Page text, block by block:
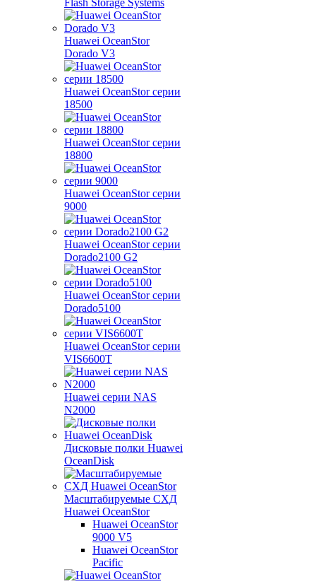
Flash Storage Systems
Huawei OceanStor
Dorado V3
Huawei OceanStor серии
18500
Huawei OceanStor серии
18800
Huawei OceanStor серии
9000
Huawei OceanStor серии
Dorado2100 G2
Huawei OceanStor серии
Dorado5100
Huawei OceanStor серии
VIS6600T
Huawei серии NAS
N2000
Дисковые полки Huawei
OceanDisk
Масштабируемые СХД
Huawei OceanStor
Huawei OceanStor
9000 V5
Huawei OceanStor
Pacific